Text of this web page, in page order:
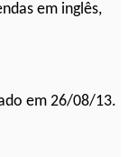
em inglês,
em 26/08/13.